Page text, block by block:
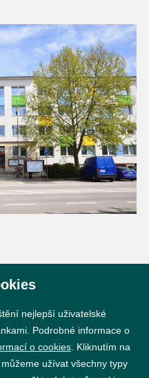
nejlepší uživatelské
Podrobné informace o
o cookies . Kliknutím na
můžeme užívat všechny typy